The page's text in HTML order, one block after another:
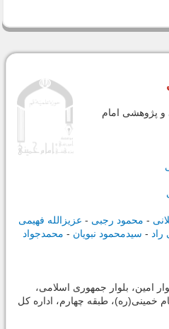
پژوهشی امام
- محمود رجبی - عزیزالله فهیمی
- سیدمحمود نبویان - محمدجواد
امین، بلوار جمهوری اسلامی،
طبقه چهارم، اداره کل